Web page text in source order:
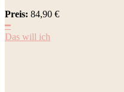
Preis: 84,90 €
━
Das will ich